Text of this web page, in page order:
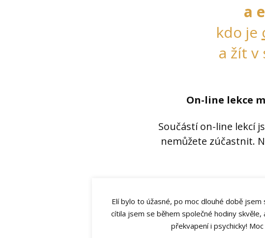
a
kdo je
a žít v
On-line lekce
Součástí on-line lekcí
nemůžete zúčastnit.
Elí bylo to úžasné, po moc dlouhé době
cítila jsem se během společné hodiny
překvapení i psychicky!